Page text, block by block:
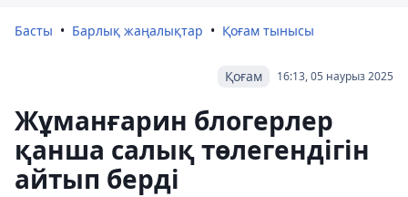
Басты Барлық жаңалықтар Қоғам тынысы
16:13, 05 наурыз 2025
Қоғам
Жұманғарин блогерлер
қанша салық төлегендігін
айтып берді